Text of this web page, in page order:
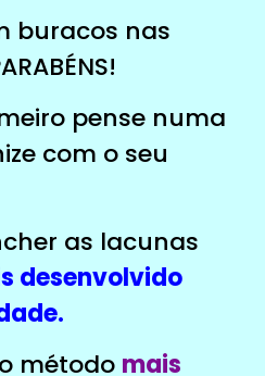
buracos nas
pense numa
com o seu
as lacunas
desenvolvido
método mais